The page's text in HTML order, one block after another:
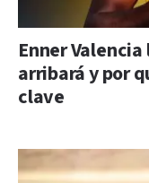
Enner
arribará y por
clave